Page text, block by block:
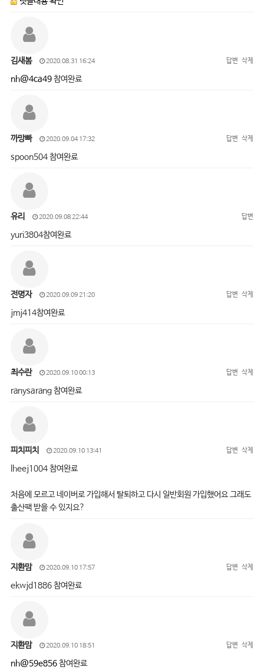
김새봄 2020.08.31 16:24 답변 삭제
nh@4ca49참여완료
까망빠 2020.09.04 17:32 답변 삭제
spoon504 참여완료
유리 2020.09.08 22:44 답변
yuri3804참여완료
전명자 2020.09.09 21:20 답변 삭제
jmj414참여완료
최수란 2020.09.10 00:13 답변 삭제
ranysarang 참여완료
피치피치 2020.09.10 13:41 답변 삭제
lheej1004 참여완료
처음에 모르고 네이버로 가입해서 탈퇴하고 다시 일반회원 가입했어요 그래도
출산팩 받을 수 있지요?
지환맘 2020.09.10 17:57 답변 삭제
ekwjd1886 참여완료
지환맘 2020.09.10 18:51 답변 삭제
nh@59e856참여완료